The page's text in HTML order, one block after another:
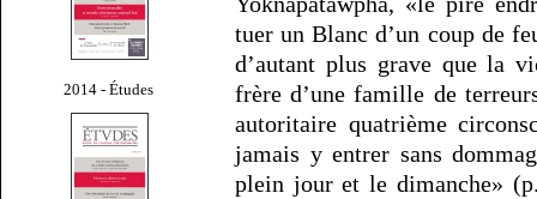
2014 - Études
tuer un Blanc d’un coup de
d’autant plus grave que la
frère d’une famille de
autoritaire quatrième
jamais y entrer sans
plein jour et le dimanche»